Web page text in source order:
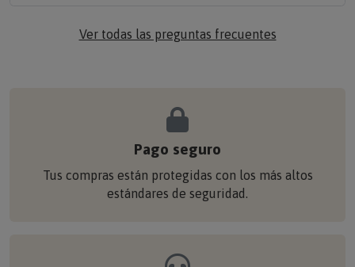
Ver todas las preguntas frecuentes
Pago seguro
Tus compras están protegidas con los más altos
estándares de seguridad.